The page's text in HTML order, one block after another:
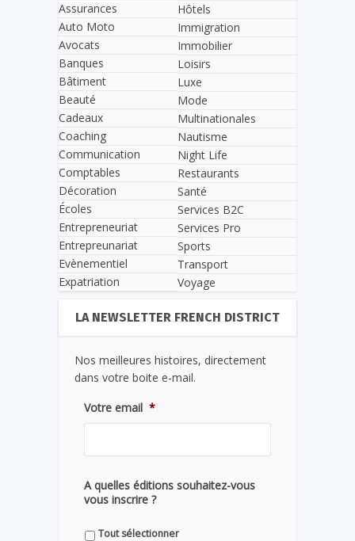
Assurances
Auto Moto
Avocats
Banques
Bâtiment
Beauté
Cadeaux
Coaching
Communication
Comptables
Décoration
Écoles
Entrepreneuriat
Entrepreunariat
Evènementiel
Expatriation
Hôtels
Immigration
Immobilier
Loisirs
Luxe
Mode
Multinationales
Nautisme
Night Life
Restaurants
Santé
Services B2C
Services Pro
Sports
Transport
Voyage
LA NEWSLETTER FRENCH DISTRICT
Nos meilleures histoires, directement
dans votre boite e-mail.
Votre email *
A quelles éditions souhaitez-vous
vous inscrire ?
Tout sélectionner